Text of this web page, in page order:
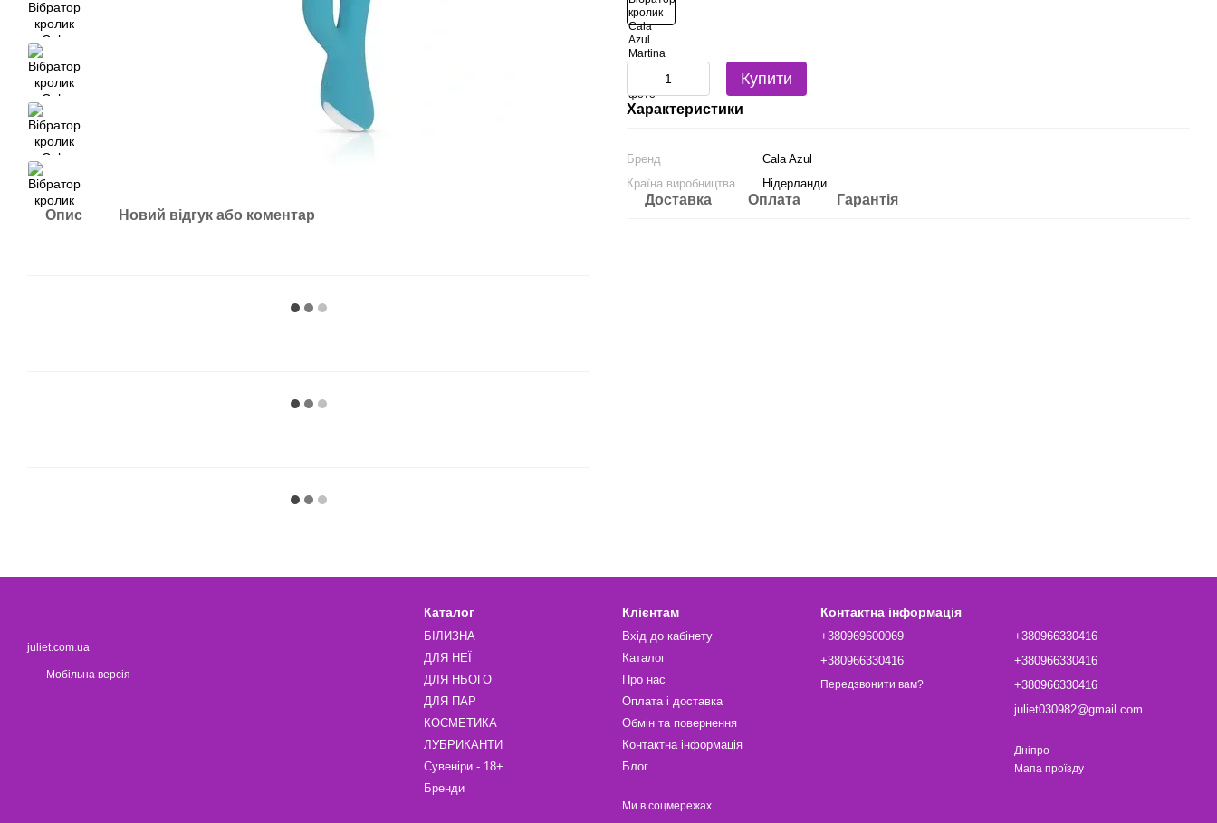
Опис Новий відгук або коментар
Купити
Характеристики
Бренд
Cala Azul
Країна виробництва
Нідерланди
Доставка Оплата Гарантія
juliet.com.ua
Мобільна версія
Каталог
БІЛИЗНА
ДЛЯ НЕЇ
ДЛЯ НЬОГО
ДЛЯ ПАР
КОСМЕТИКА
ЛУБРИКАНТИ
Сувеніри - 18+
Бренди
Клієнтам
Вхід до кабінету
Каталог
Про нас
Оплата і доставка
Обмін та повернення
Контактна інформація
Блог
Ми в соцмережах
Контактна інформація
+380969600069
+380966330416
Передзвонити вам?
+380966330416
+380966330416
+380966330416
juliet030982@gmail.com
Дніпро
Мапа проїзду